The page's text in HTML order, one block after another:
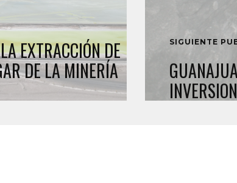
EXTRACCIÓN DE
DE LA MINERÍA
SIGUIENTE